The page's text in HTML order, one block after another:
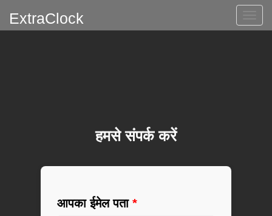
स्विच
ExtraClock
हमसे संपर्क करें
आपका ईमेल पता*